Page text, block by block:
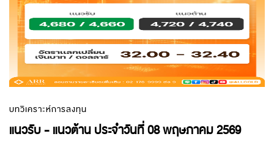
บทวิเคราะห์การลงทุน
แนวรับ - แนวต้าน ประจำวันที่ 08 พฤษภาคม 2569